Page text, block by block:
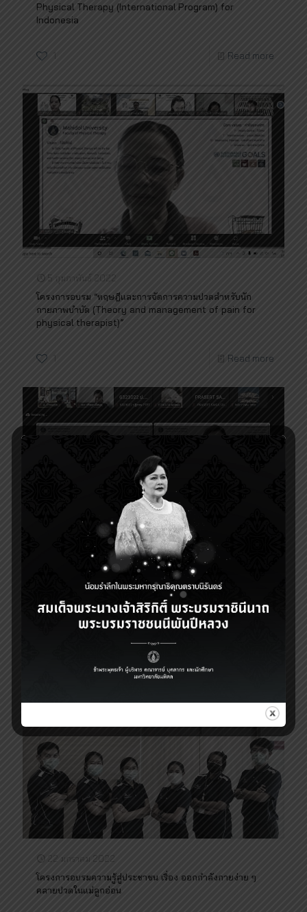
Physical Therapy (International Program) for
Indonesia
Read more
5 กุมภาพันธ์ 2022
โครงการอบรม “ทฤษฎีและการจัดการความปวดสำหรับนัก
กายภาพบำบัด (Theory and management of pain for
physical therapist)”
1 Read more
27 มกราคม 2022
กิจกรรมเสวนาเพื่อนใส่ใจเพื่อน: ป้องกันเรียนเครียดจนซึมเศร้า
22 มกราคม 2022
โครงการอบรมความรู้สู่ประชาชน เรื่อง ออกกำลังกายง่าย ๆ
คลายปวดในแม่ลูกอ่อน